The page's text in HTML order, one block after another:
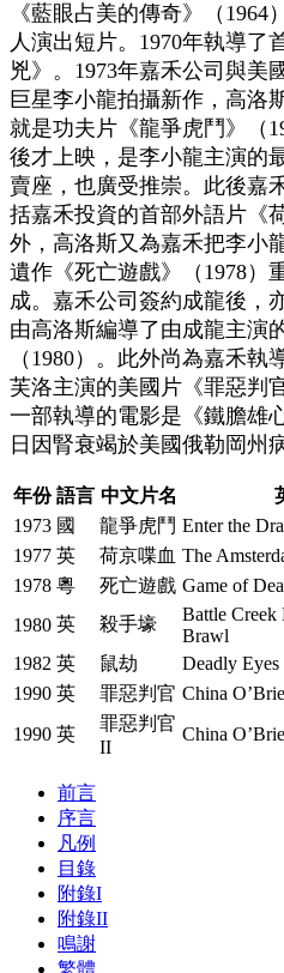
《藍眼占美的傳奇》（
人演出短片。1970年執導了
兇》。1973年嘉禾公司與美
巨星李小龍拍攝新作，高洛
就是功夫片《龍爭虎鬥》（
後才上映，是李小龍主演的
賣座，也廣受推崇。此後嘉
括嘉禾投資的首部外語片《
外，高洛斯又為嘉禾把李小
遺作《死亡遊戲》（1978）
成。嘉禾公司簽約成龍後，
由高洛斯編導了由成龍主演
（1980）。此外尚為嘉禾執
芙洛主演的美國片《罪惡判
一部執導的電影是《鐵膽雄
日因腎衰竭於美國俄勒岡州
年份 語言 中文片名
1973 國 龍爭虎鬥 Enter the
1977 英 荷京喋血 The
1978 粵 死亡遊戲 Game of
1980 英 殺手壕
Battle
Brawl
1982 英 鼠劫
Deadly Eyes
1990 英 罪惡判官 China
1990 英
罪惡判官
II
China
前言
序言
凡例
目錄
附錄I
附錄II
鳴謝